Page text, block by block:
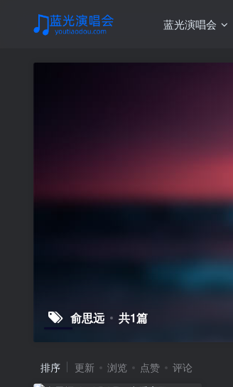
蓝光演唱会
俞思远 共1篇
排序 更新 浏览 点赞 评论